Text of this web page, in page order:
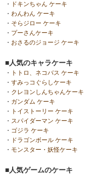
・
ドキンちゃん ケーキ
・ わんわん ケーキ
・ そらジロー ケーキ
・ プーさんケーキ
・ おさるのジョージ ケーキ
■人気のキャラケーキ
・
トトロ、ネコバス ケーキ
・ すみっコぐらしケーキ
・ クレヨンしんちゃんケーキ
・ ガンダム ケーキ
・
トイストーリー ケーキ
・ スパイダーマン ケーキ
・ ゴジラ ケーキ
・
ドラゴンボール ケーキ
・ モンスター・妖怪ケーキ
■人気ゲームのケーキ